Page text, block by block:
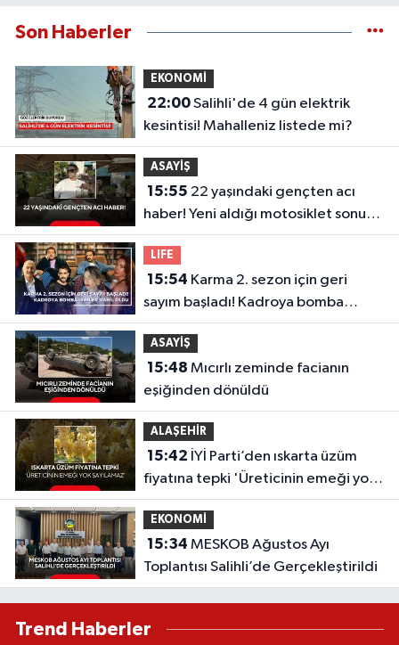
Son Haberler
EKONOMİ
22:00Salihli'de 4 gün elektrik
kesintisi! Mahalleniz listede mi?
ASAYİŞ
15:55
haber! Yeni aldığı motosiklet sonu
oldu
LIFE
15:54
sayım başladı! Kadroya bomba
isimler dahil oldu
ASAYİŞ
15:48
eşiğinden dönüldü
ALAŞEHİR
15:42
fiyatına tepki 'Üreticinin emeği yok
sayılamaz'
EKONOMİ
15:34
Toplantısı Salihli’de Gerçekleştirildi
Trend Haberler